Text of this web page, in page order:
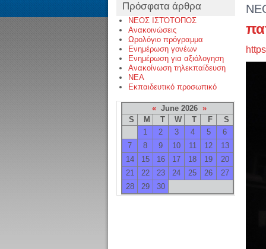
Πρόσφατα άρθρα
ΝΕΟΣ ΙΣΤΌΤΟΠΟΣ
Ανακοινώσεις
Ωρολόγιο πρόγραμμα
Ενημέρωση γονέων
Ενημέρωση για αξιόλογηση
Ανακοίνωση τηλεκπαίδευση
NEA
Εκπαιδευτικό προσωπικό
« June 2026 »
S
M T W T F
S
1
2 3 4 5
6
7
8 9 10 11 12
13
14
15 16 17 18 19
20
21
22 23 24 25 26
27
28
29 30